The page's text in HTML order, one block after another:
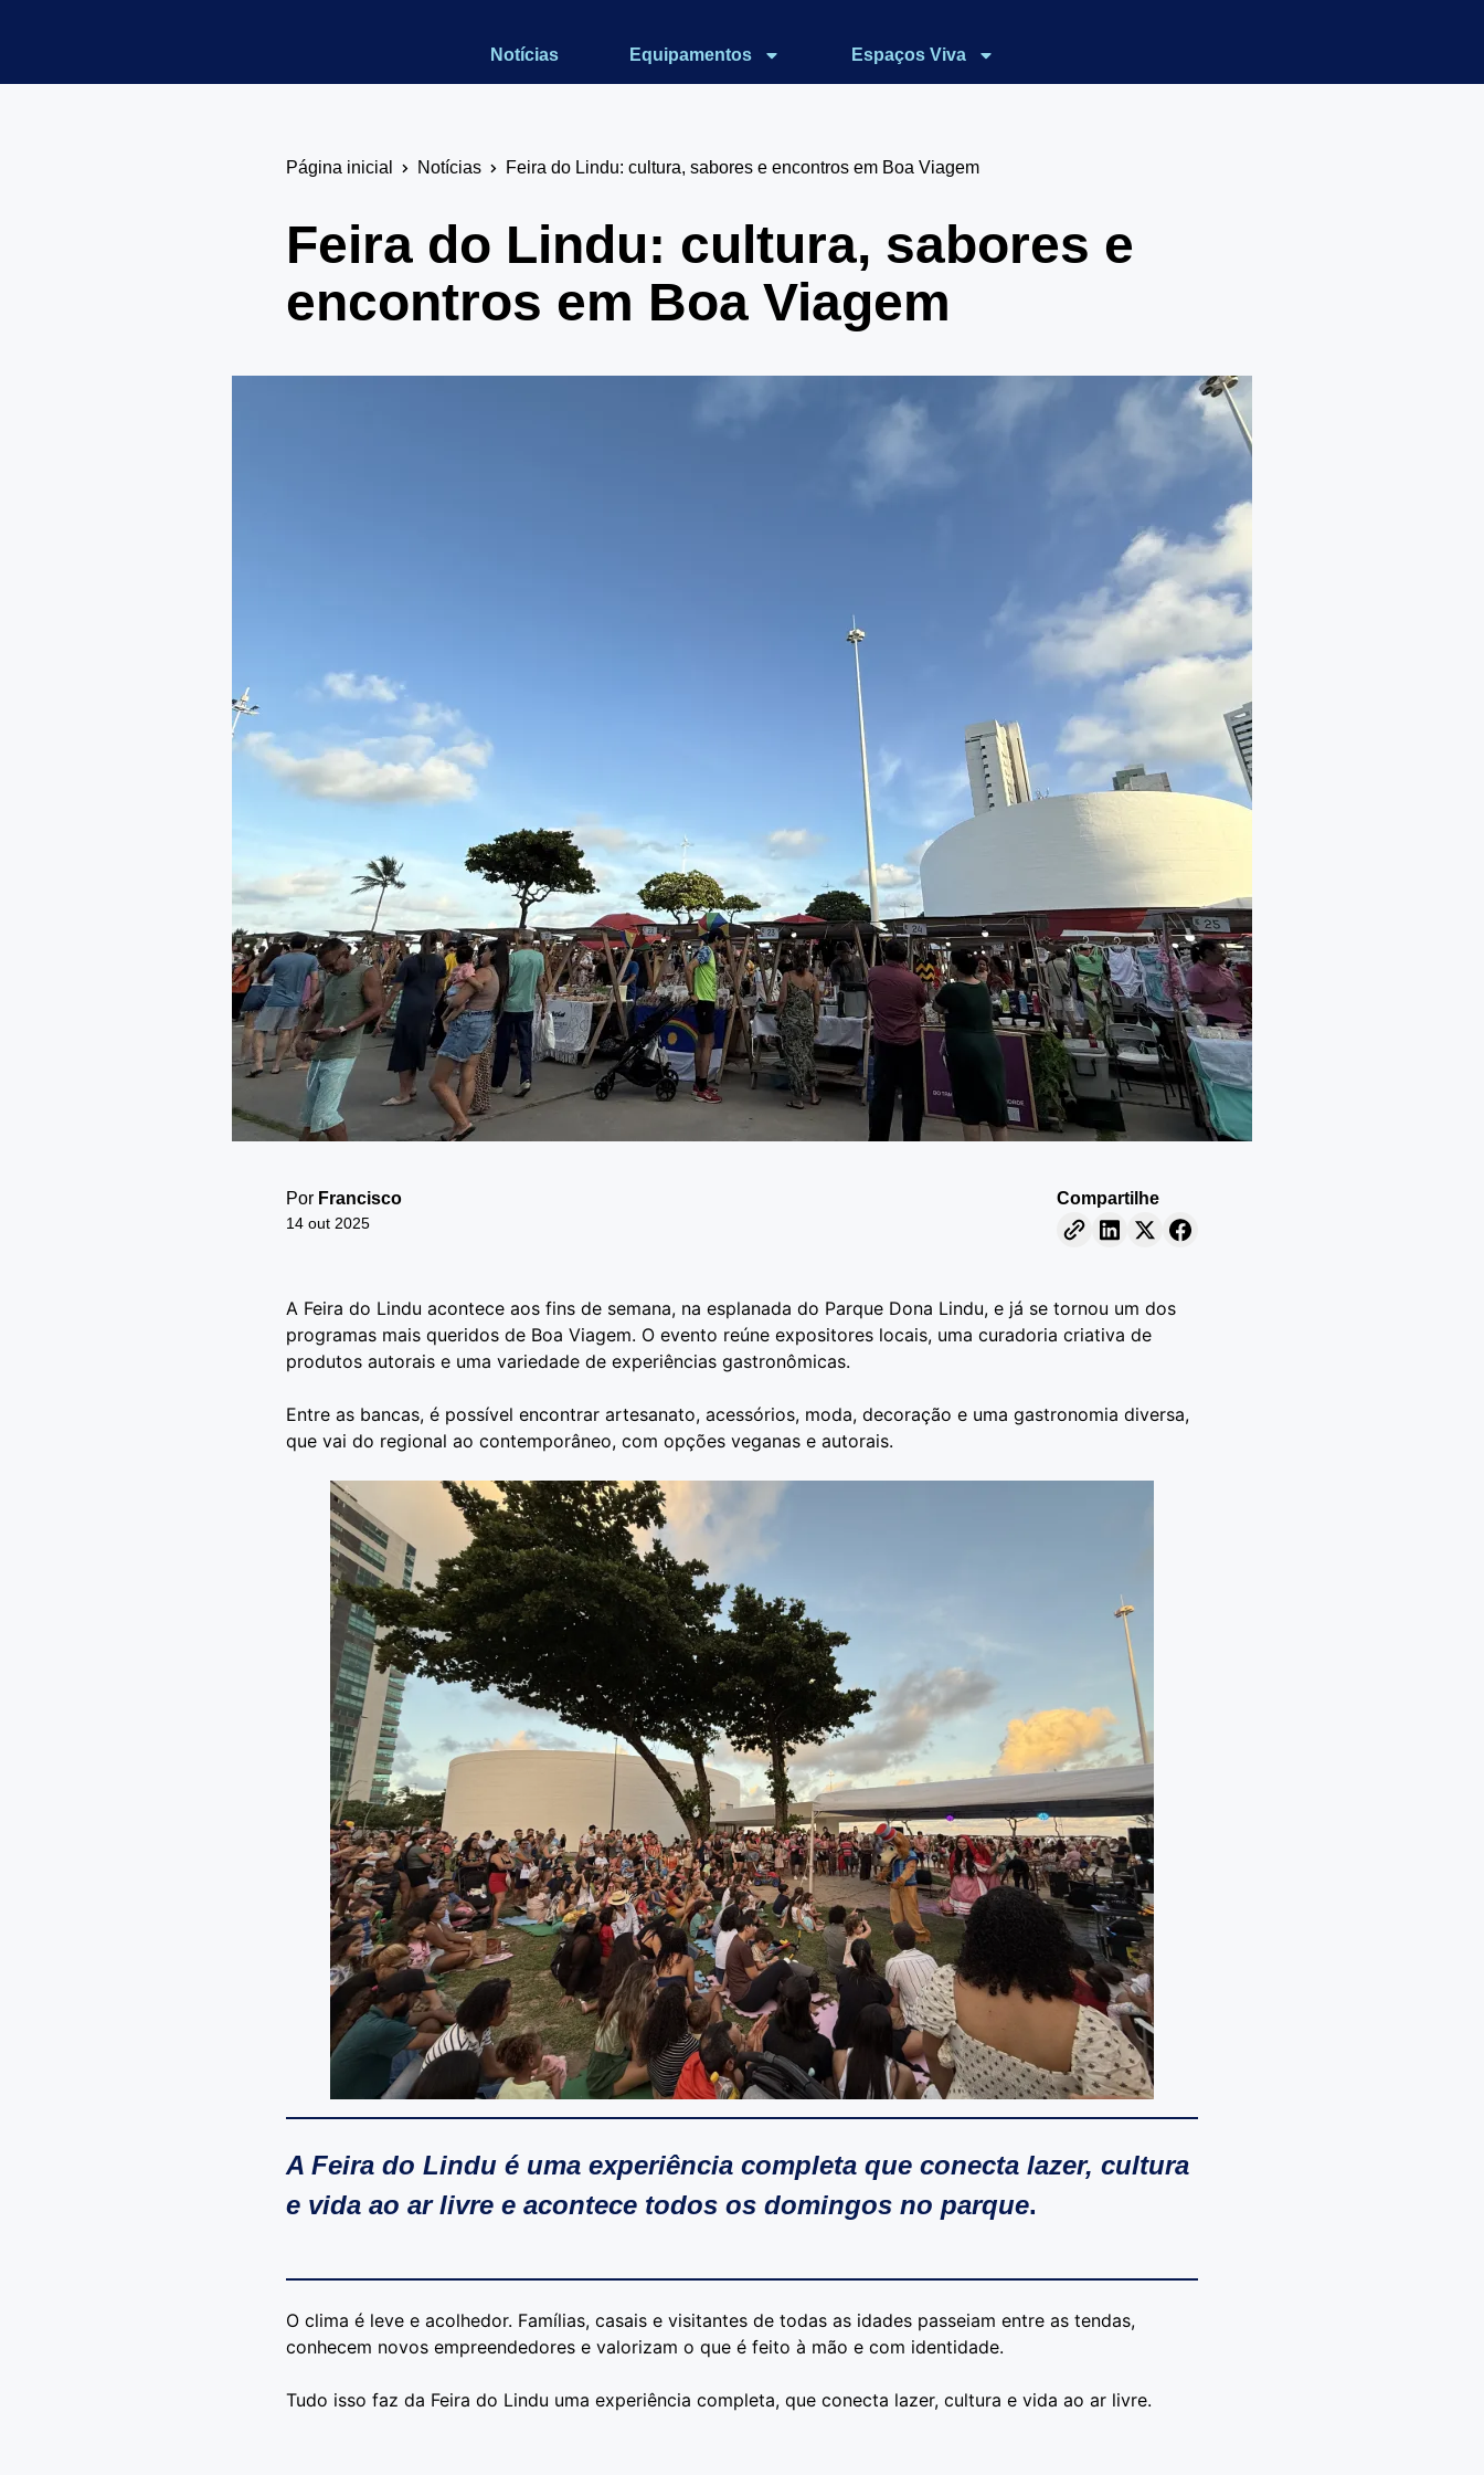
Notícias Equipamentos Espaços Viva
Página inicial Notícias Feira do Lindu: cultura, sabores e encontros em Boa Viagem
Feira do Lindu: cultura, sabores e
encontros em Boa Viagem
Por Francisco
14 out 2025
Compartilhe
A Feira do Lindu acontece aos fins de semana, na esplanada do Parque Dona Lindu, e já se tornou um dos
programas mais queridos de Boa Viagem. O evento reúne expositores locais, uma curadoria criativa de
produtos autorais e uma variedade de experiências gastronômicas.
Entre as bancas, é possível encontrar artesanato, acessórios, moda, decoração e uma gastronomia diversa,
que vai do regional ao contemporâneo, com opções veganas e autorais.
A Feira do Lindu é uma experiência completa que conecta lazer, cultura
e vida ao ar livre e acontece todos os domingos no parque.
O clima é leve e acolhedor. Famílias, casais e visitantes de todas as idades passeiam entre as tendas,
conhecem novos empreendedores e valorizam o que é feito à mão e com identidade.
Tudo isso faz da Feira do Lindu uma experiência completa, que conecta lazer, cultura e vida ao ar livre.